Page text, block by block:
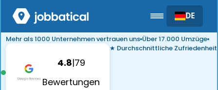
DE
Mehr als 1000 Unternehmen vertrauen uns Über 17.000 Umzüge
4.8|79
Bewertungen
★ Durchschnittliche Zufriedenheit